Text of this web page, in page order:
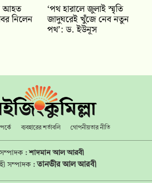
আহত
নিলেন
‘পথ হারালে জুলাই স্মৃতি
জাদুঘরেই খুঁজে নেব নতুন
পথ’: ড. ইউনূস
ব্যবহারের শর্তাবলি গোপনীয়তার নীতি
সম্পাদক :শাদমান আল আরবী
সম্পাদক : তানভীর আল আরবী